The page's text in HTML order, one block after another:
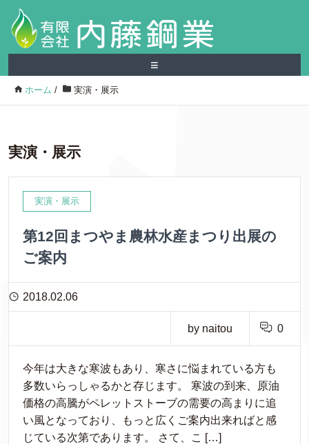
≡
ホーム / 実演・展示
実演・展示
実演・展示
第12回まつやま農林水産まつり出展の
ご案内
2018.02.06
by naitou 0
今年は大きな寒波もあり、寒さに悩まれている方も
多数いらっしゃるかと存じます。 寒波の到来、原油
価格の高騰がペレットストーブの需要の高まりに追
い風となっており、もっと広くご案内出来ればと感
じている次第であります。 さて、こ […]